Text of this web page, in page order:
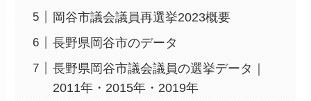
岡谷市議会議員再選挙2023概要
長野県岡谷市のデータ
長野県岡谷市議会議員の選挙データ｜
2011年・2015年・2019年